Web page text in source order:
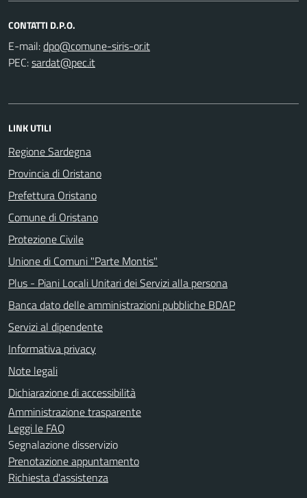
CONTATTI D.P.O.
E-mail:
PEC:
LINK UTILI
Regione Sardegna
Provincia di Oristano
Prefettura Oristano
Comune di Oristano
Protezione Civile
Unione di Comuni "Parte Montis"
Plus - Piani Locali Unitari dei Servizi alla persona
Banca dato delle amministrazioni pubbliche BDAP
Servizi al dipendente
Informativa privacy
Note legali
Dichiarazione di accessibilità
Amministrazione trasparente
Leggi le FAQ
Segnalazione disservizio
Prenotazione appuntamento
Richiesta d'assistenza